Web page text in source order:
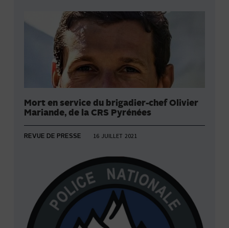
Mort en service du brigadier-chef Olivier
Mariande, de la CRS Pyrénées
REVUE DE PRESSE 16 JUILLET 2021